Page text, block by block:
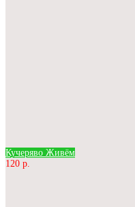
Кучеряво Живём
120 р.